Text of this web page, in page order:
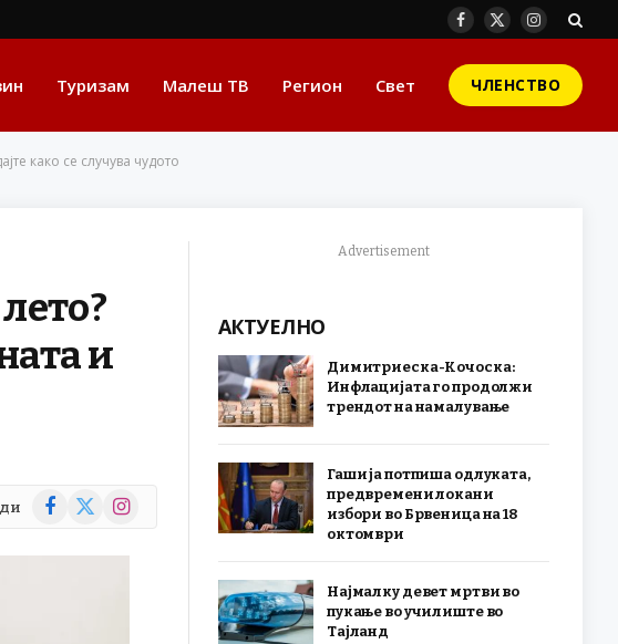
Facebook
X
Instagram
Туризам Малеш ТВ Регион Свет ЧЛЕНСТВО
како се случува чудото
и
Facebook
X
Instagram
Advertisement
АКТУЕЛНО
Димитриеска-Кочоска:
Инфлацијата го продолжи
трендот на намалување
Гаши ја потпиша одлуката,
предвремени локани
избори во Брвеница на 18
октомври
Најмалку девет мртви во
пукање во училиште во
Тајланд